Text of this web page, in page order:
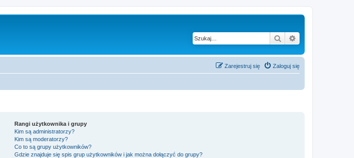
Szukaj
Zaloguj się
Zarejestruj się
Rangi użytkownika i grupy
Kim są administratorzy?
Kim są moderatorzy?
Co to są grupy użytkowników?
Gdzie znajduje się spis grup użytkowników i jak można dołączyć do grupy?